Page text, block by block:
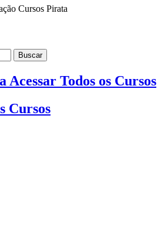
Cursos Pirata
Buscar
Todos os Cursos
Cursos